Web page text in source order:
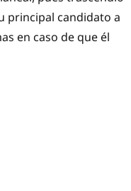
principal candidato a
en caso de que él